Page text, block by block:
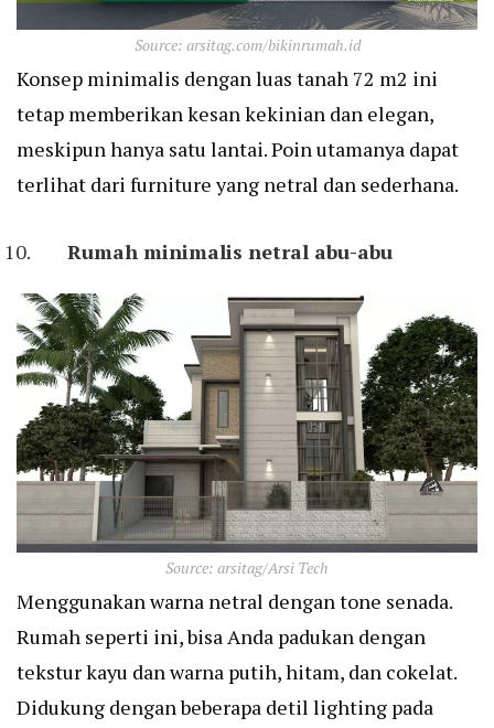
Source: arsitag.com/bikinrumah.id
Konsep minimalis dengan luas tanah 72 m2 ini
tetap memberikan kesan kekinian dan elegan,
meskipun hanya satu lantai. Poin utamanya dapat
terlihat dari furniture yang netral dan sederhana.
Rumah minimalis netral abu-abu
Source: arsitag/Arsi Tech
Menggunakan warna netral dengan tone senada.
Rumah seperti ini, bisa Anda padukan dengan
tekstur kayu dan warna putih, hitam, dan cokelat.
Didukung dengan beberapa detil lighting pada